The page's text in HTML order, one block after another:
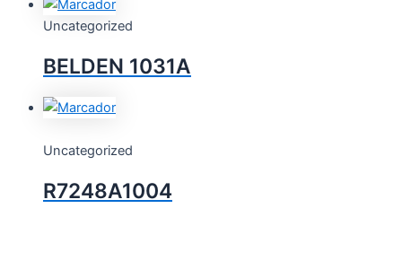
Uncategorized
BELDEN 1031A
Uncategorized
R7248A1004